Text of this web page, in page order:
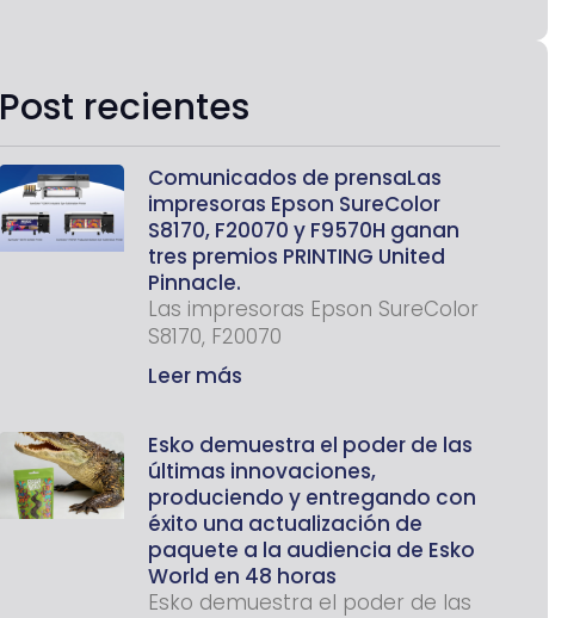
Post recientes
Comunicados de prensaLas
impresoras Epson SureColor
S8170, F20070 y F9570H ganan
tres premios PRINTING United
Pinnacle.
Las impresoras Epson SureColor
S8170, F20070
Leer más
Esko demuestra el poder de las
últimas innovaciones,
produciendo y entregando con
éxito una actualización de
paquete a la audiencia de Esko
World en 48 horas
Esko demuestra el poder de las